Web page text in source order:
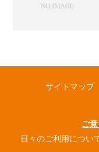
サイトマップ
ご
日々のご利用につい